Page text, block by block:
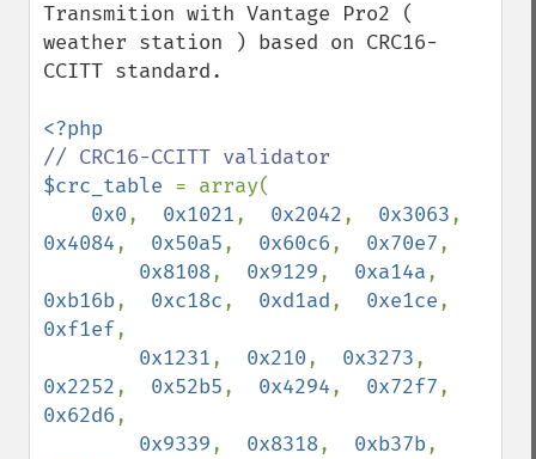
Transmition with Vantage Pro2 (
weather station ) based on CRC16-
CCITT standard.
$crc_table = array(
0x0, 0x1021, 0x2042, 0x3063
0x4084, 0x50a5, 0x60c6, 0x70e7,
0x8108, 0x9129, 0xa14a
0xb16b, 0xc18c, 0xd1ad, 0xe1ce
0xf1ef,
0x1231, 0x210, 0x3273
0x2252, 0x52b5, 0x4294, 0x72f7
0x62d6,
0x9339, 0x8318, 0xb37b